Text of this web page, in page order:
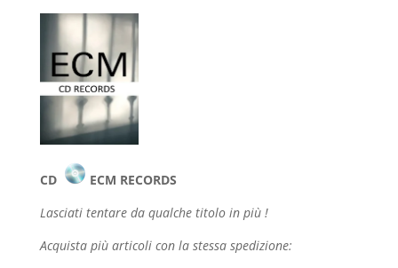
CD
ECM RECORDS
Lasciati tentare da qualche titolo in più !
Acquista più articoli con la stessa spedizione: